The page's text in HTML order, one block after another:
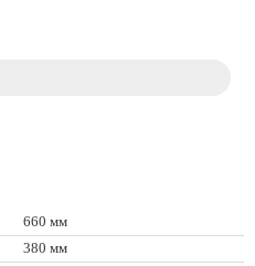
660 мм
380 мм